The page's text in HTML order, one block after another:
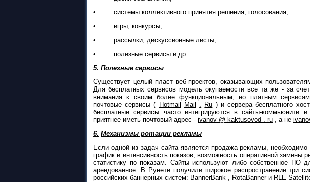
• системы коллективного принятия решения, голосования;
• игры, конкурсы;
• рассылки, дискуссионные листы;
• полезные сервисы и др.
5. Полезные сервисы
Существует целый пласт веб-проектов, оказывающих
Для бесплатных сервисов модель окупаемости все та же - за
внимания к своим более функциональным, но платным
почтовые сервисы ( Hotmail Mail . Ru ) и сервера бесплатного
бесплатные сервисы часто интегрируются в сайты-коммьюнити
приятнее иметь почтовый адрес - ivanov @ kaktusovod . ru , а не
6. Механизмы ротации рекламы
Если одной из задач сайта является продажа рекламы,
график и интенсивность показов, возможность оперативной замены
статистику по показам. Сайты используют либо собственное ПО
арендованное. В Рунете получили широкое распространение три
российских баннерных систем: BannerBank , RotaBanner и RLE Satellite